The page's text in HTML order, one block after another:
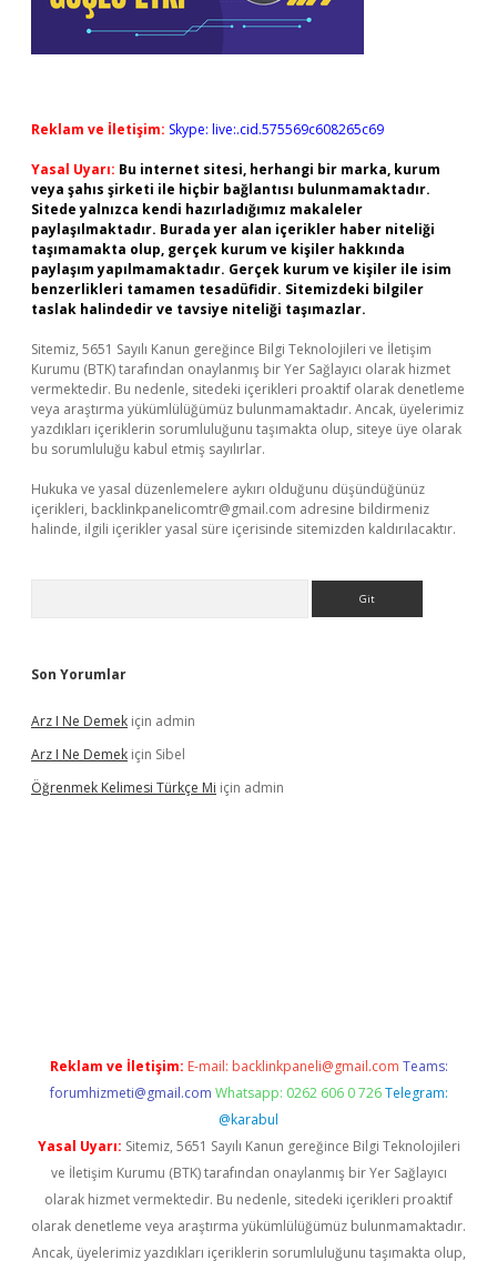
Reklam ve İletişim: Skype: live:.cid.575569c608265c69
Yasal Uyarı: Bu internet sitesi, herhangi bir marka, kurum
veya şahıs şirketi ile hiçbir bağlantısı bulunmamaktadır.
Sitede yalnızca kendi hazırladığımız makaleler
paylaşılmaktadır. Burada yer alan içerikler haber niteliği
taşımamakta olup, gerçek kurum ve kişiler hakkında
paylaşım yapılmamaktadır. Gerçek kurum ve kişiler ile isim
benzerlikleri tamamen tesadüfidir. Sitemizdeki bilgiler
taslak halindedir ve tavsiye niteliği taşımazlar.
Sitemiz, 5651 Sayılı Kanun gereğince Bilgi Teknolojileri ve İletişim
Kurumu (BTK) tarafından onaylanmış bir Yer Sağlayıcı olarak hizmet
vermektedir. Bu nedenle, sitedeki içerikleri proaktif olarak denetleme
veya araştırma yükümlülüğümüz bulunmamaktadır. Ancak, üyelerimiz
yazdıkları içeriklerin sorumluluğunu taşımakta olup, siteye üye olarak
bu sorumluluğu kabul etmiş sayılırlar.
Hukuka ve yasal düzenlemelere aykırı olduğunu düşündüğünüz
içerikleri, backlinkpanelicomtr@gmail.com adresine bildirmeniz
halinde, ilgili içerikler yasal süre içerisinde sitemizden kaldırılacaktır.
Son Yorumlar
Arz I Ne Demek için admin
Arz I Ne Demek için Sibel
Öğrenmek Kelimesi Türkçe Mi için admin
Reklam ve İletişim: E-mail: backlinkpaneli@gmail.com Teams:
forumhizmeti@gmail.com Whatsapp: 0262 606 0 726 Telegram:
@karabul
Yasal Uyarı: Sitemiz, 5651 Sayılı Kanun gereğince Bilgi Teknolojileri
ve İletişim Kurumu (BTK) tarafından onaylanmış bir Yer Sağlayıcı
olarak hizmet vermektedir. Bu nedenle, sitedeki içerikleri proaktif
olarak denetleme veya araştırma yükümlülüğümüz bulunmamaktadır.
Ancak, üyelerimiz yazdıkları içeriklerin sorumluluğunu taşımakta olup,